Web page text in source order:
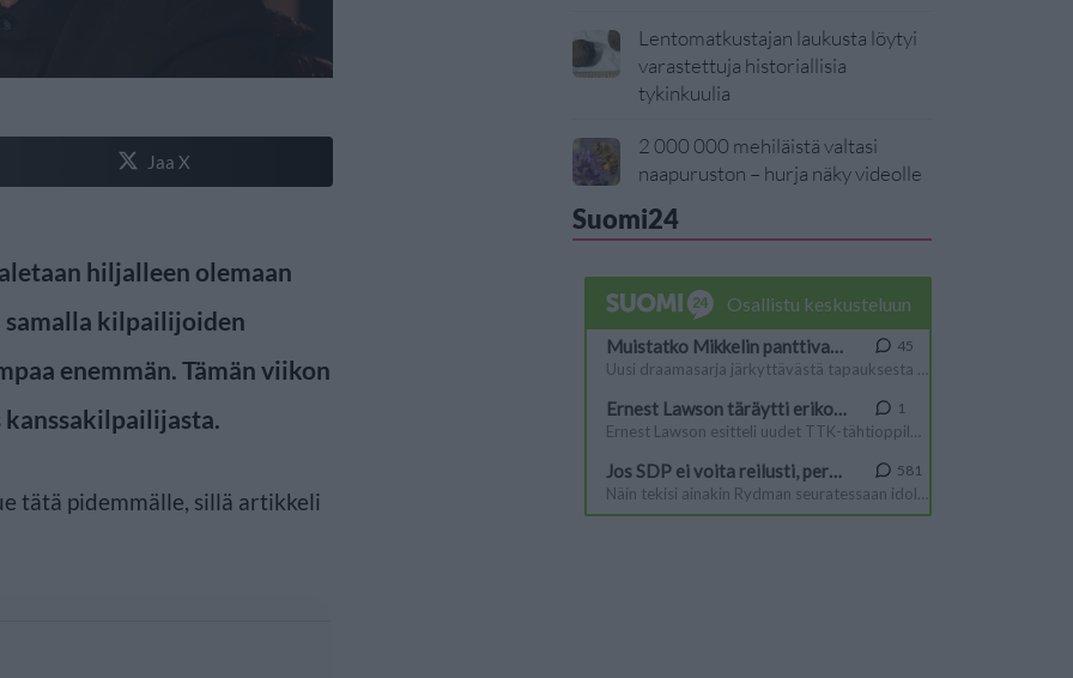
Jaa X
hiljalleen olemaan
kilpailijoiden
enemmän. Tämän viikon
tätä pidemmälle, sillä artikkeli
Lentomatkustajan laukusta löytyi
varastettuja historiallisia
tykinkuulia
2 000 000 mehiläistä valtasi
naapuruston – hurja näky videolle
Suomi24